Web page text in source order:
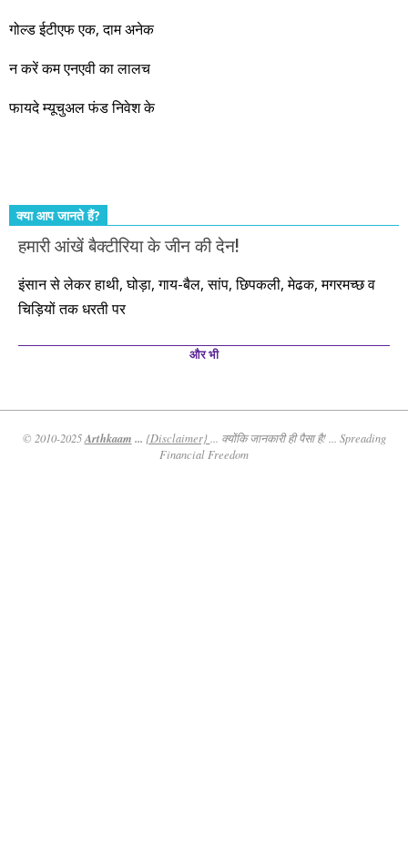
आएंगे। दूसरे आपको बस उल्लू बनाएंगे। केवल हम ही हैं जो पूरी ईमानदारी
और सत्यनिष्ठा से आपके लिए निवेश के हर रविवार को शानदार मौके लेकर
कर्महीन नर पावत नाहीं। आपके हिस्से का कुछ कर्म हम कर दे रहे हैं। बाकी
गोल्ड ईटीएफ एक, दाम अनेक
न करें कम एनएवी का लालच
फायदे म्यूचुअल फंड निवेश के
क्या आप जानते हैं?
हमारी आंखें बैक्टीरिया के जीन की देन!
इंसान से लेकर हाथी, घोड़ा, गाय-बैल, सांप, छिपकली, मेढक, मगरमच्छ व
चिड़ियों तक धरती पर
और भी
© 2010-2025Arthkaam ... {Disclaimer}
... क्योंकि जानकारी ही पैसा है! ... Spreading
Financial Freedom